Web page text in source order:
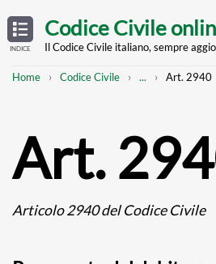
TABLE
OF
CONTENTS
INDICE
main
Codice Civile
Il Codice Civile italiano, sempre
Breadcrumb
Home Codice Civile
Mostra
... Art. 2940
Art.
Articolo 2940 del Codice Civile